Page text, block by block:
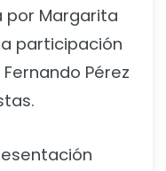
por Margarita
participación
Pérez